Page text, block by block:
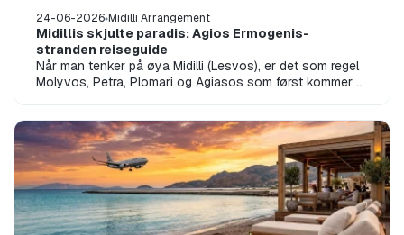
24-06-2026 Midilli Arrangement
Midillis skjulte paradis: Agios Ermogenis-
stranden reiseguide
Når man tenker på øya Midilli (Lesvos), er det som regel
Molyvos, Petra, Plomari og Agiasos som først kommer til